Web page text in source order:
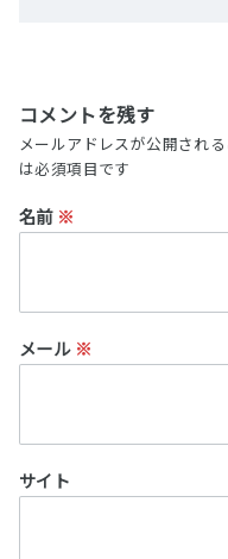
コメントを残す
メールアドレスが公開される
は必須項目です
名前 ※
メール ※
サイト